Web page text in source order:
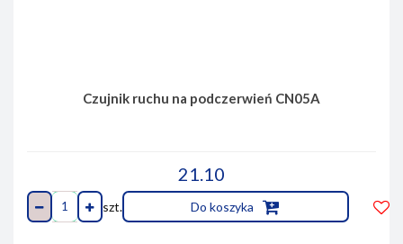
Czujnik ruchu na podczerwień CN05A
21.10
szt. Do koszyka